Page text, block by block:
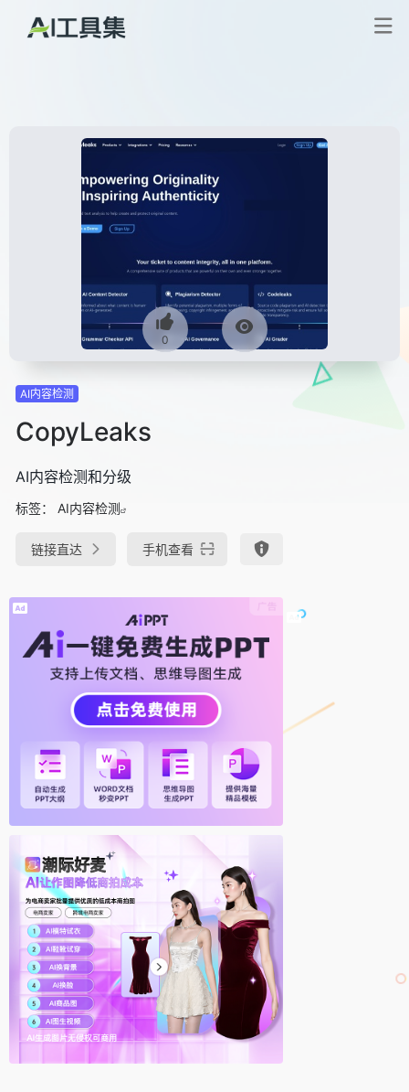
0
AI内容检测
CopyLeaks
AI内容检测和分级
标签： AI内容检测
链接直达 手机查看